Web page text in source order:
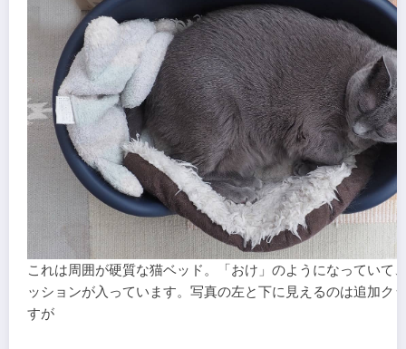
これは周囲が硬質な猫ベッド。「おけ」のようになっていて
ッションが入っています。写真の左と下に見えるのは追加ク
すが